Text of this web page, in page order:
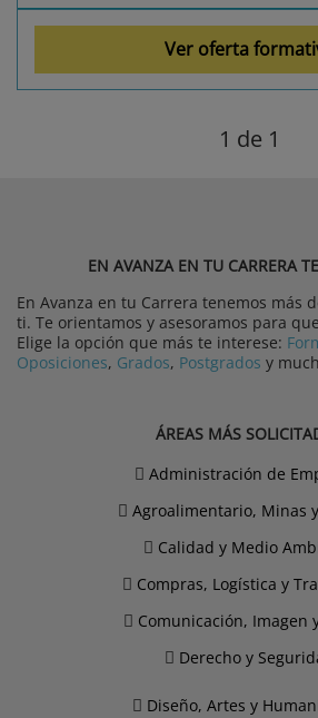
Ver oferta
1 de 1
EN AVANZA EN TU CARRERA
En Avanza en tu Carrera tenemos más
ti. Te orientamos y asesoramos para
Elige la opción que más te interese:
Oposiciones, Grados, Postgrados y
ÁREAS MÁS
Administración de
Agroalimentario, Minas
Calidad y Medio
Compras, Logística y
Comunicación, Imagen
Derecho y
Diseño, Artes y